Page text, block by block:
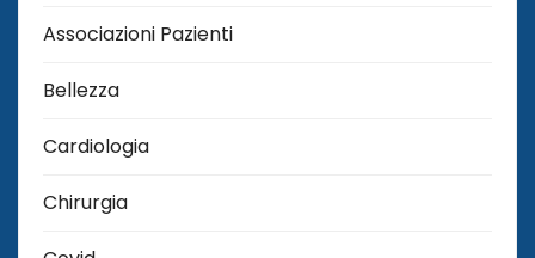
Associazioni Pazienti
Bellezza
Cardiologia
Chirurgia